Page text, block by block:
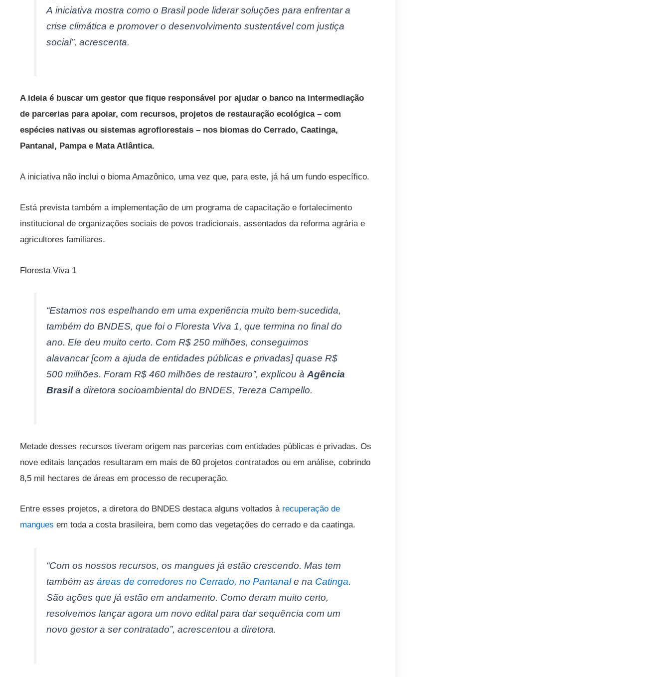
A iniciativa mostra como o Brasil pode liderar soluções para enfrentar a
crise climática e promover o desenvolvimento sustentável com justiça
social”, acrescenta.
A ideia é buscar um gestor que fique responsável por ajudar o banco na intermediação
de parcerias para apoiar, com recursos, projetos de restauração ecológica – com
espécies nativas ou sistemas agroflorestais – nos biomas do Cerrado, Caatinga,
Pantanal, Pampa e Mata Atlântica.
A iniciativa não inclui o bioma Amazônico, uma vez que, para este, já há um fundo específico.
Está prevista também a implementação de um programa de capacitação e fortalecimento
institucional de organizações sociais de povos tradicionais, assentados da reforma agrária e
agricultores familiares.
Floresta Viva 1
“Estamos nos espelhando em uma experiência muito bem-sucedida,
também do BNDES, que foi o Floresta Viva 1, que termina no final do
ano. Ele deu muito certo. Com R$ 250 milhões, conseguimos
alavancar [com a ajuda de entidades públicas e privadas] quase R$
500 milhões. Foram R$ 460 milhões de restauro”, explicou àAgência
Brasila diretora socioambiental do BNDES, Tereza Campello.
Metade desses recursos tiveram origem nas parcerias com entidades públicas e privadas. Os
nove editais lançados resultaram em mais de 60 projetos contratados ou em análise, cobrindo
8,5 mil hectares de áreas em processo de recuperação.
Entre esses projetos, a diretora do BNDES destaca alguns voltados à recuperação de
mangues em toda a costa brasileira, bem como das vegetações do cerrado e da caatinga.
“Com os nossos recursos, os mangues já estão crescendo. Mas tem
também asáreas de corredores no Cerrado, no Pantanale na Catinga.
São ações que já estão em andamento. Como deram muito certo,
resolvemos lançar agora um novo edital para dar sequência com um
novo gestor a ser contratado”, acrescentou a diretora.